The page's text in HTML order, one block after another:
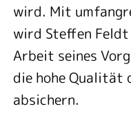
wird. Mit
wird Steffen
Arbeit seines
die hohe Qualität
absichern.